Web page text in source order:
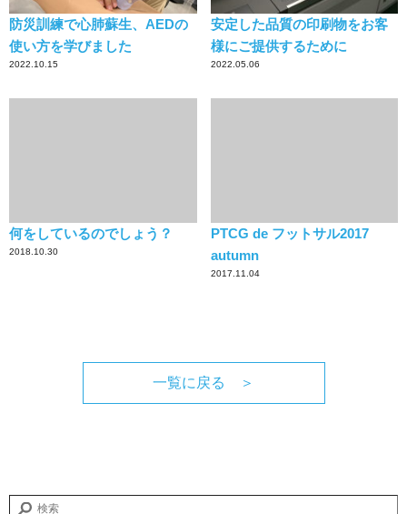
防災訓練で心肺蘇生、AEDの
使い方を学びました
2022.10.15
安定した品質の印刷物をお客
様にご提供するために
2022.05.06
何をしているのでしょう？
2018.10.30
PTCG de フットサル2017
autumn
2017.11.04
一覧に戻る ＞